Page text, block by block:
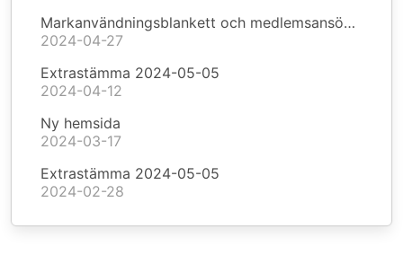
Markanvändningsblankett och medlemsansökan
2024-04-27
Extrastämma 2024-05-05
2024-04-12
Ny hemsida
2024-03-17
Extrastämma 2024-05-05
2024-02-28